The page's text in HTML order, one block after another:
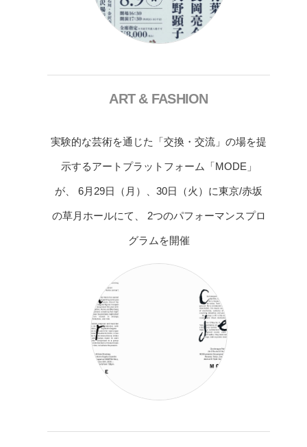
ART & FASHION
実験的な芸術を通じた「交換・交流」の場を提
示するアートプラットフォーム「MODE」
が、 6月29日（月）、30日（火）に東京/赤坂
の草月ホールにて、 2つのパフォーマンスプロ
グラムを開催